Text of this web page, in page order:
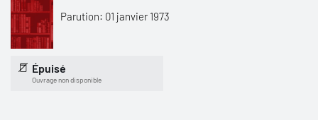
Parution: 01 janvier 1973
Épuisé
Ouvrage non disponible